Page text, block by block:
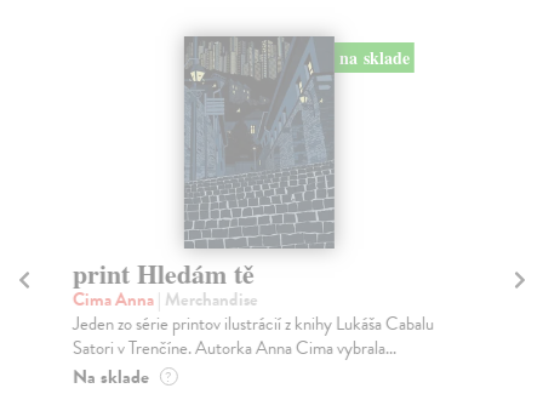
na sklade
print Hledám tě
Cima Anna| Merchandise
Jeden zo série printov ilustrácií z knihy Lukáša Cabalu
Satori v Trenčíne. Autorka Anna Cima vybrala...
Na sklade ?